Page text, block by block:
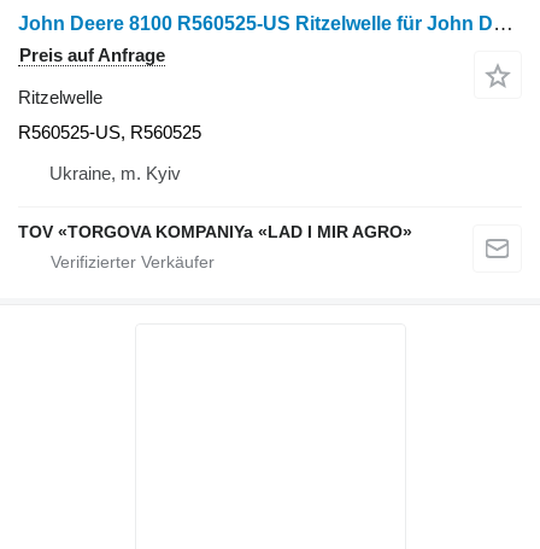
John Deere 8100 R560525-US Ritzelwelle für John Deere 8100 Radtraktor
Preis auf Anfrage
Ritzelwelle
R560525-US, R560525
Ukraine, m. Kyiv
TOV «TORGOVA KOMPANIYa «LAD I MIR AGRO»